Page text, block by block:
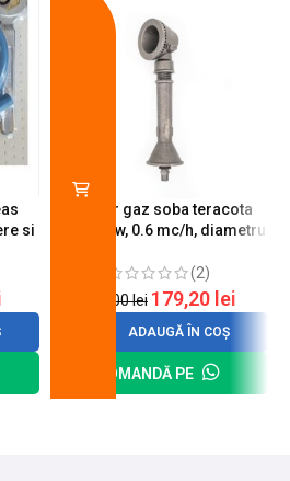
si
Arzator gaz soba teracota
A600, 6 kw, 0.6 mc/h, diametru
(2)
200,00lei 179,20 lei
ADAUGĂ ÎN COȘ
COMANDĂ PE